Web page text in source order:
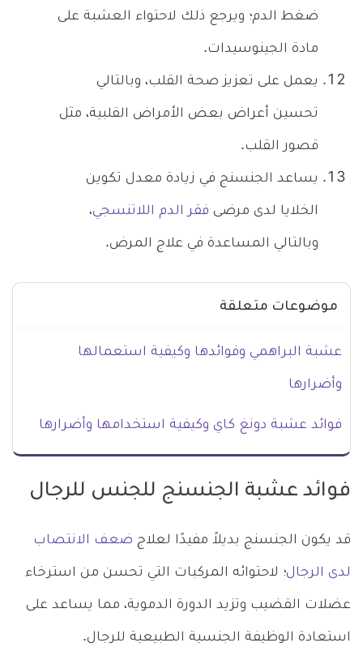
ضغط الدم؛ ويرجع ذلك لاحتواء العشبة على
مادة الجينوسيدات.
يعمل على تعزيز صحة القلب، وبالتالي
تحسين أعراض بعض الأمراض القلبية، مثل
قصور القلب.
يساعد الجنسنج في زيادة معدل تكوين
الخلايا لدى مرضى فقر الدم اللاتنسجي،
وبالتالي المساعدة في علاج المرض.
موضوعات متعلقة
عشبة البراهمي وفوائدها وكيفية استعمالها
وأضرارها
فوائد عشبة دونغ كاي وكيفية استخدامها وأضرارها
فوائد عشبة الجنسنج للجنس للرجال
قد يكون الجنسنج بديلاً مفيدًا لعلاج ضعف الانتصاب
لدى الرجال؛ لاحتوائه المركبات التي تحسن من استرخاء
عضلات القضيب وتزيد الدورة الدموية، مما يساعد على
استعادة الوظيفة الجنسية الطبيعية للرجال.